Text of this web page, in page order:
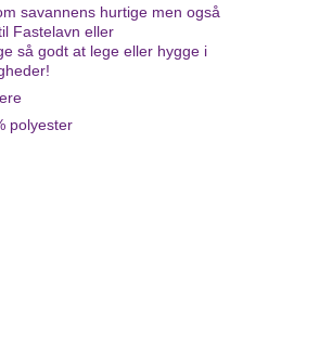
savannens hurtige men også
Fastelavn eller
så godt at lege eller hygge i
polyester